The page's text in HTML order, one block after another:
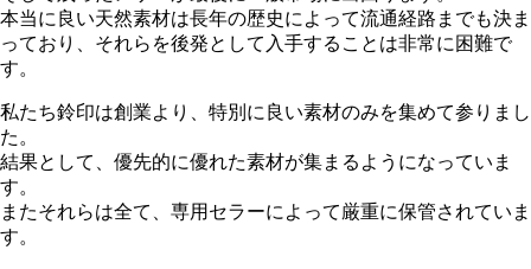
本当に良い天然素材は長年の歴史によって流通経路までも決ま
っており、それらを後発として入手することは非常に困難で
す。
私たち鈴印は創業より、特別に良い素材のみを集めて参りまし
た。
結果として、優先的に優れた素材が集まるようになっていま
す。
またそれらは全て、専用セラーによって厳重に保管されていま
す。